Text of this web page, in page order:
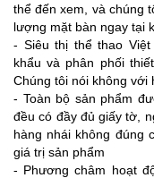
thể đến xem, và chúng
lượng mặt bàn ngay tại
- Siêu thị thể thao
khẩu và phân phối
Chúng tôi nói không với
- Toàn bộ sản phẩm
đều có đầy đủ giấy tờ,
hàng nhái không đúng
giá trị sản phẩm
- Phương châm hoạt